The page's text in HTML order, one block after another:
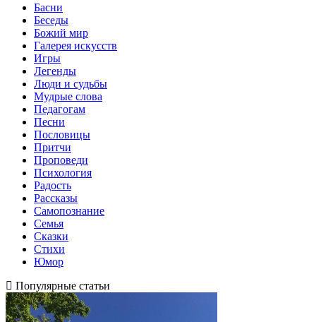
Басни
Беседы
Божий мир
Галерея искусств
Игры
Легенды
Люди и судьбы
Мудрые слова
Педагогам
Песни
Пословицы
Притчи
Проповеди
Психология
Радость
Рассказы
Самопознание
Семья
Сказки
Стихи
Юмор
Популярные статьи